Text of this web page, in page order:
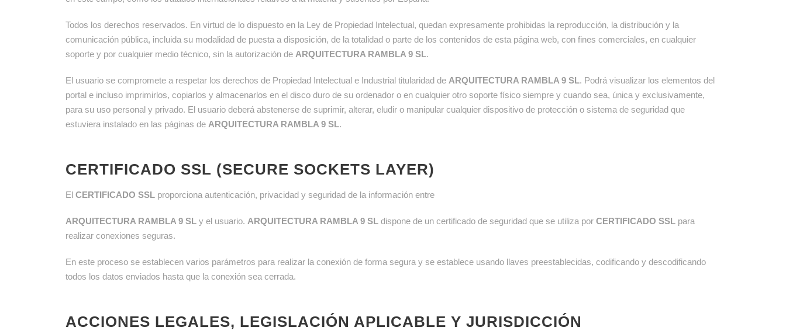
Todos los derechos reservados. En virtud de lo dispuesto en la Ley de Propiedad Intelectual, quedan expresamente prohibidas la reproducción, la distribución y la
comunicación pública, incluida su modalidad de puesta a disposición, de la totalidad o parte de los contenidos de esta página web, con fines comerciales, en cualquier
soporte y por cualquier medio técnico, sin la autorización de ARQUITECTURA RAMBLA 9 SL.
El usuario se compromete a respetar los derechos de Propiedad Intelectual e Industrial titularidad de ARQUITECTURA RAMBLA 9 SL. Podrá visualizar los elementos del
portal e incluso imprimirlos, copiarlos y almacenarlos en el disco duro de su ordenador o en cualquier otro soporte físico siempre y cuando sea, única y exclusivamente,
para su uso personal y privado. El usuario deberá abstenerse de suprimir, alterar, eludir o manipular cualquier dispositivo de protección o sistema de seguridad que
estuviera instalado en las páginas de ARQUITECTURA RAMBLA 9 SL.
CERTIFICADO SSL (SECURE SOCKETS LAYER)
El CERTIFICADO SSL proporciona autenticación, privacidad y seguridad de la información entre
ARQUITECTURA RAMBLA 9 SL y el usuario. ARQUITECTURA RAMBLA 9 SL dispone de un certificado de seguridad que se utiliza por CERTIFICADO SSL para
realizar conexiones seguras.
En este proceso se establecen varios parámetros para realizar la conexión de forma segura y se establece usando llaves preestablecidas, codificando y descodificando
todos los datos enviados hasta que la conexión sea cerrada.
ACCIONES LEGALES, LEGISLACIÓN APLICABLE Y JURISDICCIÓN